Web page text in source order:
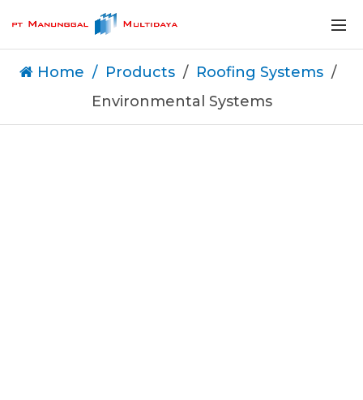
Home Products
Roofing Systems
Environmental Systems